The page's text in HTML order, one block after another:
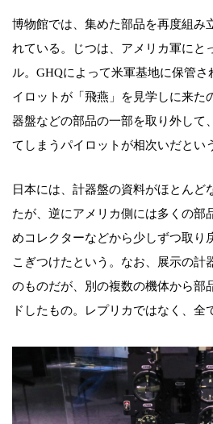
博物館では、集めた部品を再度組み
れている。じつは、アメリカ軍にと
ル。GHQによって米軍基地に保管
イロットが「飛燕」を見学しに来た
器盤などの部品の一部を取り外して
てしまうパイロットが相次いだとい
日本には、計器盤の資料がほとんど
たが、逆にアメリカ側には多くの部
めコレクターなどから少しずつ取り
こぎつけたという。なお、展示の計
のものだが、別の複数の機体から部
ドしたもの。レプリカではなく、全